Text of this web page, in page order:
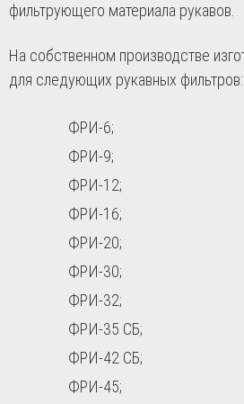
фильтрующего материала рукавов.
На собственном производстве
для следующих рукавных фильтров:
ФРИ-6;
ФРИ-9;
ФРИ-12;
ФРИ-16;
ФРИ-20;
ФРИ-30;
ФРИ-32;
ФРИ-35 СБ;
ФРИ-42 СБ;
ФРИ-45;